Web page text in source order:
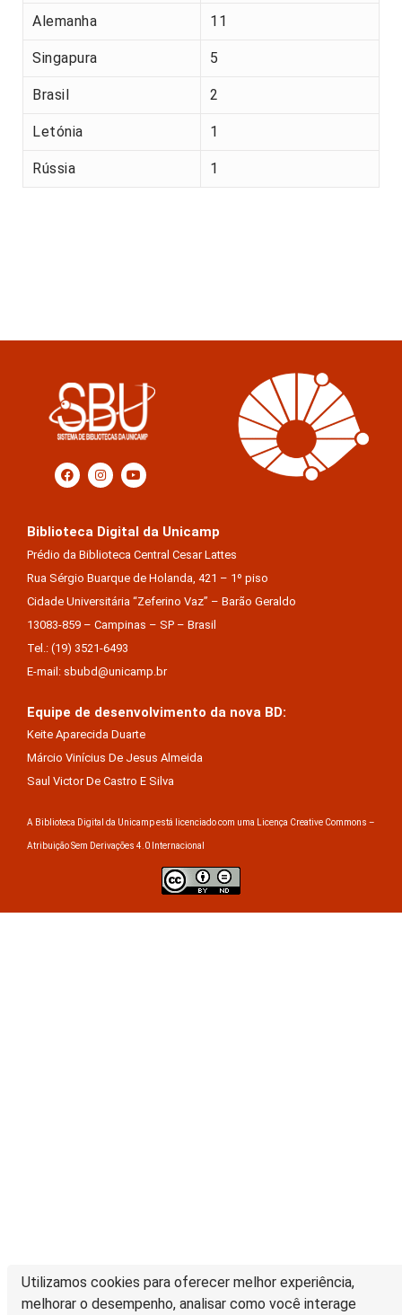
Utilizamos cookies para oferecer melhor experiência,
melhorar o desempenho, analisar como você interage
Alemanha 11
Singapura 5
Brasil 2
Letónia 1
Rússia 1
Biblioteca Digital da Unicamp
Prédio da Biblioteca Central Cesar Lattes
Rua Sérgio Buarque de Holanda, 421 – 1º piso
Cidade Universitária “Zeferino Vaz” – Barão Geraldo
13083-859 – Campinas – SP – Brasil
Tel.: (19) 3521-6493
E-mail: sbubd@unicamp.br
Equipe de desenvolvimento da nova BD:
Keite Aparecida Duarte
Márcio Vinícius De Jesus Almeida
Saul Victor De Castro E Silva
A Biblioteca Digital da Unicamp está licenciado com uma Licença Creative Commons –
Atribuição Sem Derivações 4.0 Internacional